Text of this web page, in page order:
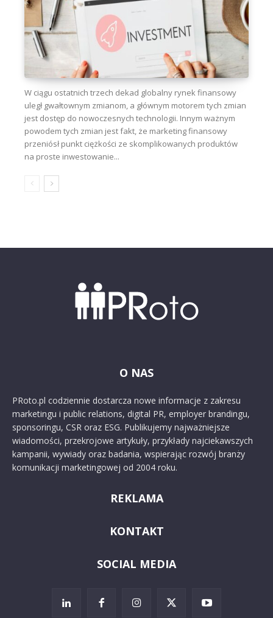
W ciągu ostatnich trzech dekad globalny rynek finansowy
uległ gwałtownym zmianom, a głównym motorem tych zmian
jest dostęp do nowoczesnych technologii. Innym ważnym
powodem tych zmian jest fakt, że marketing finansowy
przeniósł punkt ciężkości ze skomplikowanych produktów
na proste inwestowanie...
O NAS
PRoto.pl codziennie dostarcza nowe informacje z zakresu
marketingu i public relations, digital PR, employer brandingu,
sponsoringu, CSR oraz ESG. Publikujemy najważniejsze
wiadomości, przekrojowe artykuły, przykłady najciekawszych
kampanii, wywiady oraz badania, wspierając rozwój branży
komunikacji marketingowej od 2004 roku.
REKLAMA
KONTAKT
SOCIAL MEDIA